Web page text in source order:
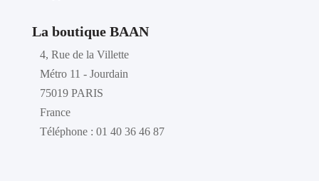
La boutique BAAN
4, Rue de la Villette
Métro 11 - Jourdain
75019 PARIS
France
Téléphone : 01 40 36 46 87